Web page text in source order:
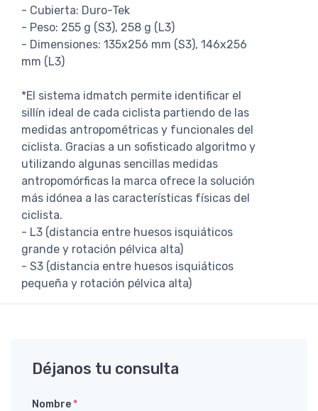
- Cubierta: Duro-Tek
- Peso: 255 g (S3), 258 g (L3)
- Dimensiones: 135x256 mm (S3), 146x256
mm (L3)
*El sistema idmatch permite identificar el
sillín ideal de cada ciclista partiendo de las
medidas antropométricas y funcionales del
ciclista. Gracias a un sofisticado algoritmo y
utilizando algunas sencillas medidas
antropomórficas la marca ofrece la solución
más idónea a las características físicas del
ciclista.
- L3 (distancia entre huesos isquiáticos
grande y rotación pélvica alta)
- S3 (distancia entre huesos isquiáticos
pequeña y rotación pélvica alta)
Déjanos tu consulta
Nombre*